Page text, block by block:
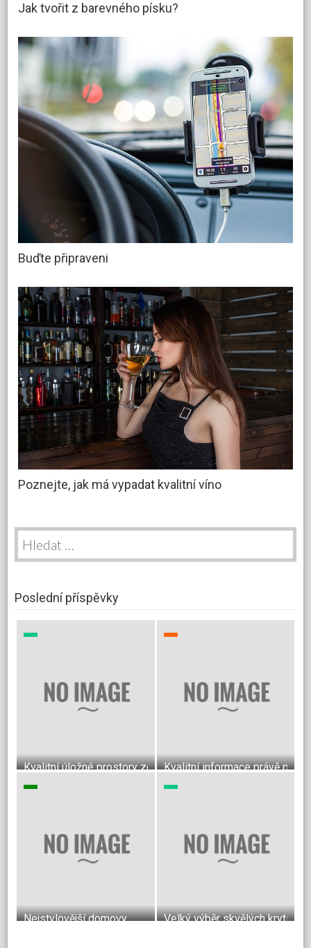
Jak tvořit z barevného písku?
Buďte připraveni
Poznejte, jak má vypadat kvalitní víno
Vyhledávání
Poslední příspěvky
Kvalitní úložné prostory zcela podle Vašich představ
Kvalitní informace právě pro
Nejstylovější domovy Velký výběr skvělých krytin